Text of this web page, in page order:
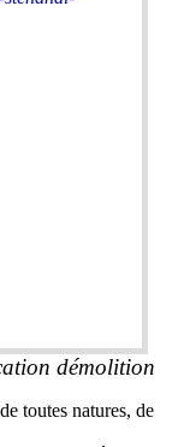
démolition
toutes natures, de